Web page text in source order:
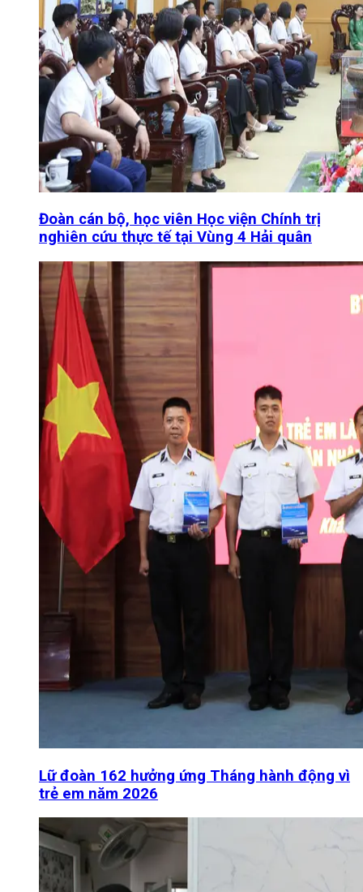
Đoàn cán bộ, học viên Học viện Chính trị
nghiên cứu thực tế tại Vùng 4 Hải quân
Lữ đoàn 162 hưởng ứng Tháng hành động vì
trẻ em năm 2026